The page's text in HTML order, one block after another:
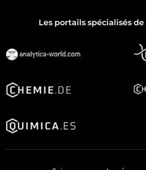
Les portails spécialisés de